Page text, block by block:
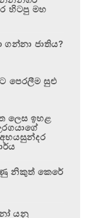
හිටපු මහ
ජාතිය?
පෙරලීම සුළු
ලෙස ඉහළ
නිකුත් කෙරේ
යනු